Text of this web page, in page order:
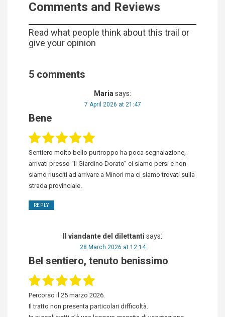
Comments and Reviews
Read what people think about this trail or
give your opinion
5 comments
Maria says:
7 April 2026 at 21:47
Bene
Sentiero molto bello purtroppo ha poca segnalazione,
arrivati presso “Il Giardino Dorato” ci siamo persi e non
siamo riusciti ad arrivare a Minori ma ci siamo trovati sulla
strada provinciale.
REPLY
Il viandante del dilettanti says:
28 March 2026 at 12:14
Bel sentiero, tenuto benissimo
Percorso il 25 marzo 2026.
Il tratto non presenta particolari difficoltà.